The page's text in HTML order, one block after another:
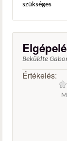
szükséges
Beküldte
Értékelés: